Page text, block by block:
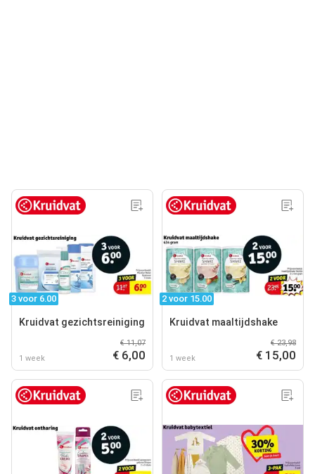
3 voor 6.00
Kruidvat gezichtsreiniging
1 week
€ 11,07
€ 6,00
2 voor 15.00
Kruidvat maaltijdshake
1 week
€ 23,98
€ 15,00